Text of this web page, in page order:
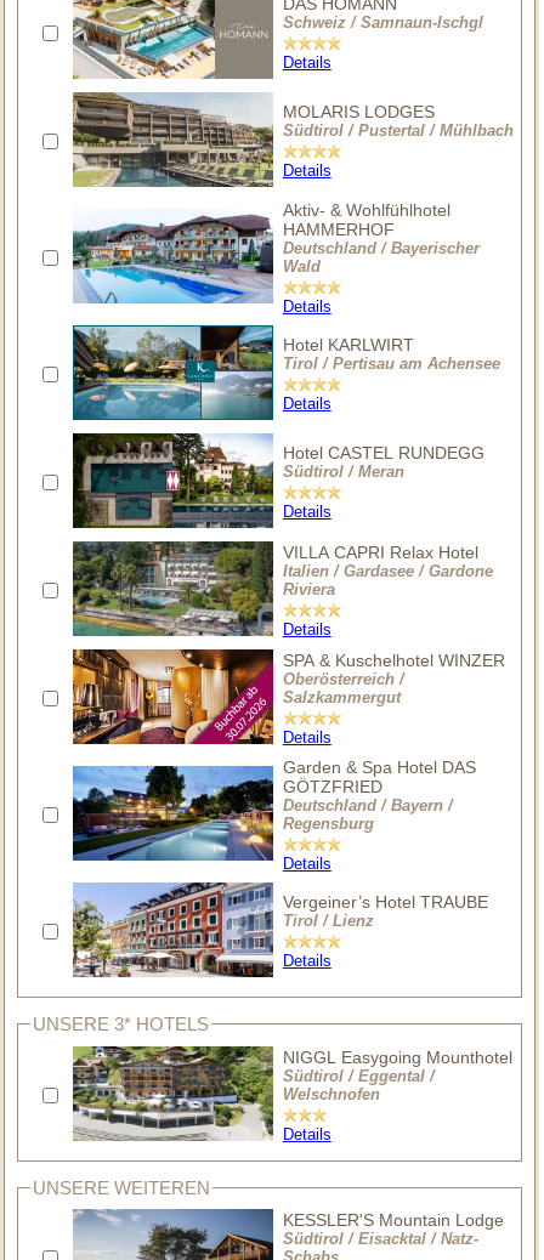
Schweiz / Samnaun-Ischgl
Details
MOLARIS LODGES
Südtirol / Pustertal / Mühlbach
Details
Aktiv- & Wohlfühlhotel
HAMMERHOF
Deutschland / Bayerischer
Wald
Details
Hotel KARLWIRT
Tirol / Pertisau am Achensee
Details
Hotel CASTEL RUNDEGG
Südtirol / Meran
Details
VILLA CAPRI Relax Hotel
Italien / Gardasee / Gardone
Riviera
Details
SPA & Kuschelhotel WINZER
Oberösterreich /
Salzkammergut
Details
Garden & Spa Hotel DAS
GÖTZFRIED
Deutschland / Bayern /
Regensburg
Details
Vergeiner’s Hotel TRAUBE
Tirol / Lienz
Details
UNSERE 3* HOTELS
NIGGL Easygoing Mounthotel
Südtirol / Eggental /
Welschnofen
Details
UNSERE WEITEREN
KESSLER'S Mountain Lodge
Südtirol / Eisacktal / Natz-